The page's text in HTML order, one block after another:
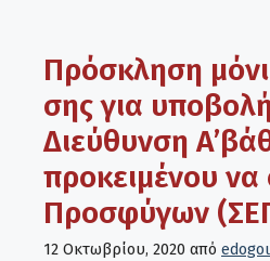
Πρόσκληση
σης για
Διεύθυνση
προκειμένου να
Προσφύγων
12 Οκτωβρίου, 2020 από